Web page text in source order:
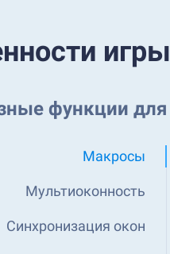
игры
функции для
Макросы
Мультиоконность
Синхронизация окон